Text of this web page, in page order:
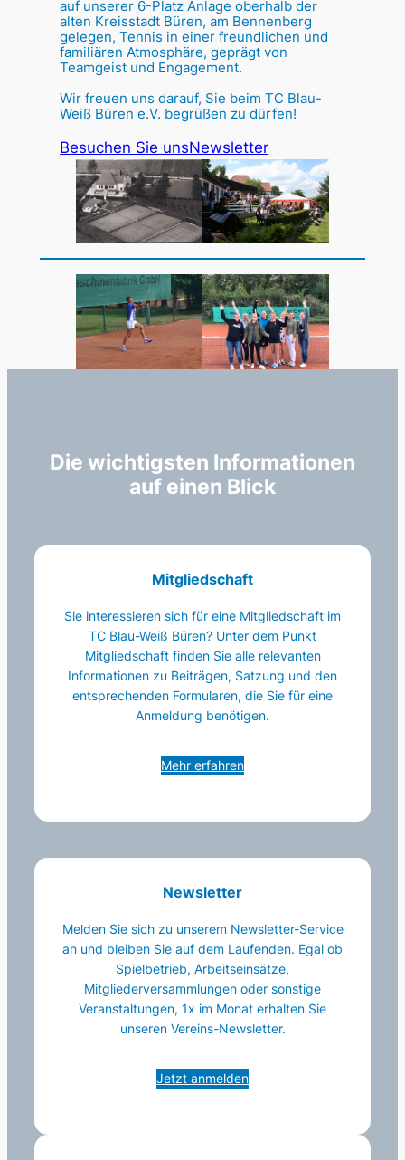
auf unserer 6-Platz Anlage oberhalb der
alten Kreisstadt Büren, am Bennenberg
gelegen, Tennis in einer freundlichen und
familiären Atmosphäre, geprägt von
Teamgeist und Engagement.
Wir freuen uns darauf, Sie beim TC Blau-
Weiß Büren e.V. begrüßen zu dürfen!
Besuchen Sie unsNewsletter
Die wichtigsten Informationen
auf einen Blick
Mitgliedschaft
Sie interessieren sich für eine Mitgliedschaft im
TC Blau-Weiß Büren? Unter dem Punkt
Mitgliedschaft finden Sie alle relevanten
Informationen zu Beiträgen, Satzung und den
entsprechenden Formularen, die Sie für eine
Anmeldung benötigen.
Mehr erfahren
Newsletter
Melden Sie sich zu unserem Newsletter-Service
an und bleiben Sie auf dem Laufenden. Egal ob
Spielbetrieb, Arbeitseinsätze,
Mitgliederversammlungen oder sonstige
Veranstaltungen, 1x im Monat erhalten Sie
unseren Vereins-Newsletter.
Jetzt anmelden